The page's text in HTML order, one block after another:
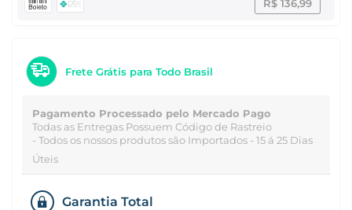
R$ 136,99
Frete Grátis para Todo Brasil
Pagamento Processado pelo Mercado Pago
Todas as Entregas Possuem Código de Rastreio
- Todos os nossos produtos são Importados - 15 á 25 Dias
Úteis
Garantia Total